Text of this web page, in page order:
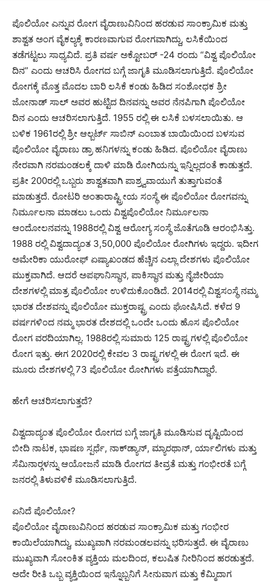
ಪೊಲಿಯೋ ಎನ್ನುವ ರೋಗ ವೈರಾಣುವಿನಿಂದ ಹರಡುವ ಸಾಂಕ್ರಾಮಿಕ ಮತ್ತು
ಶಾಶ್ವತ ಅಂಗ ವೈಕಲ್ಯಕ್ಕೆ ಕಾರಣವಾಗುವ ರೋಗವಾಗಿದ್ದು, ಲಸಿಕೆಯಿಂದ
ತಡೆಗಟ್ಟಲು ಸಾಧ್ಯವಿದೆ. ಪ್ರತಿ ವರ್ಷ ಅಕ್ಟೋಬರ್ -24 ರಂದು “ವಿಶ್ವ ಪೊಲಿಯೋ
ದಿನ” ಎಂದು ಆಚರಿಸಿ ರೋಗದ ಬಗ್ಗೆ ಜಾಗೃತಿ ಮೂಡಿಸಲಾಗುತ್ತಿದೆ. ಪೊಲಿಯೋ
ರೋಗಕ್ಕೆ ಮೊತ್ತ ಮೊದಲ ಬಾರಿ ಲಸಿಕೆ ಕಂಡು ಹಿಡಿದ ಸಂಶೋಧಕ ಶ್ರೀ
ಜೋನಾಡ್ ಸಾಲ್ ಅವರ ಹುಟ್ಟಿದ ದಿನವನ್ನು ಅವರ ನೆನಪಿಗಾಗಿ ಪೊಲಿಯೋ
ದಿನ ಎಂದು ಆಚರಿಸಲಾಗುತ್ತಿದೆ. 1955 ರಲ್ಲಿ ಈ ಲಸಿಕೆ ಬಳಸಲಾಯಿತು. ಆ
ಬಳಿಕ 1961ರಲ್ಲಿ ಶ್ರೀ ಆಲ್ಬರ್ಟ್ ಸಾಬಿನ್ ಎಂಬಾತ ಬಾಯಿಯಿಂದ ಬಳಸುವ
ಪೊಲಿಯೋ ವೈರಾಣು ಡ್ರಾ ಹನಿಗಳನ್ನು ಕಂಡು ಹಿಡಿದ. ಪೊಲಿಯೋ ವೈರಾಣು
ನೇರವಾಗಿ ನರಮಂಡಲಕ್ಕೆ ದಾಳಿ ಮಾಡಿ ರೋಗಿಯನ್ನು ಇನ್ನಿಲ್ಲದಂತೆ ಕಾಡುತ್ತದೆ.
ಪ್ರತೀ 200ರಲ್ಲಿ ಒಬ್ಬರು ಶಾಶ್ವತವಾಗಿ ಪಾಶ್ರ್ವವಾಯುಗೆ ತುತ್ತಾಗುವಂತೆ
ಮಾಡುತ್ತದೆ. ರೋಟರಿ ಅಂತಾರಾಷ್ಟ್ರೀಯ ಸಂಸ್ಥೆ ಈ ಪೊಲಿಯೋ ರೋಗವನ್ನು
ನಿರ್ಮೂಲನಾ ಮಾಡಲು ಒಂದು ವಿಶ್ವಪೊಲಿಯೋ ನಿರ್ಮೂಲನಾ
ಆಂದೋಲನವನ್ನು 1988ರಲ್ಲಿ ವಿಶ್ವ ಆರೋಗ್ಯ ಸಂಸ್ಥೆ ಜೊತೆಗೂಡಿ ಆರಂಭಿಸಿತ್ತು.
1988 ರಲ್ಲಿ ವಿಶ್ವದಾದ್ಯಂತ 3,50,000 ಪೊಲಿಯೋ ರೋಗಿಗಳು ಇದ್ದರು. ಇದೀಗ
ಅಮೇರಿಕಾ ಯುರೋಫ್ ಏಷ್ಯಾಖಂಡದ ಹೆಚ್ಚಿನ ಎಲ್ಲಾ ದೇಶಗಳು ಪೊಲಿಯೋ
ಮುಕ್ತವಾಗಿದೆ. ಆದರೆ ಅಪಘಾನಿಸ್ಥಾನ, ಪಾಕಿಸ್ಥಾನ ಮತ್ತು ನೈಜೀರಿಯಾ
ದೇಶಗಳಲ್ಲಿ ಮಾತ್ರ ಪೊಲಿಯೋ ಉಳಿದುಕೊಂಡಿದೆ. 2014ರಲ್ಲಿ ವಿಶ್ವಸಂಸ್ಥೆ ನಮ್ಮ
ಭಾರತ ದೇಶವನ್ನು ಪೊಲಿಯೋ ಮುಕ್ತರಾಷ್ಟ್ರ ಎಂದು ಘೋಷಿಸಿದೆ. ಕಳೆದ 9
ವರ್ಷಗಳಿಂದ ನಮ್ಮ ಭಾರತ ದೇಶದಲ್ಲಿ ಒಂದೇ ಒಂದು ಹೊಸ ಪೊಲಿಯೋ
ರೋಗ ವರದಿಯಾಗಿಲ್ಲ. 1988ರಲ್ಲಿ ಸುಮಾರು 125 ರಾಷ್ಟ್ರಗಳಲ್ಲಿ ಪೊಲಿಯೋ
ರೋಗ ಇತ್ತು. ಈಗ 2020ರಲ್ಲಿ ಕೇವಲ 3 ರಾಷ್ಟ್ರಗಳಲ್ಲಿ ಈ ರೋಗ ಇದೆ. ಈ
ಮೂರು ದೇಶಗಳಲ್ಲಿ 73 ಪೊಲಿಯೋ ರೋಗಿಗಳು ಪತ್ತೆಯಾಗಿದ್ದಾರೆ.
ಹೇಗೆ ಆಚರಿಸಲಾಗುತ್ತದೆ?
ವಿಶ್ವದಾದ್ಯಂತ ಪೊಲಿಯೋ ರೋಗದ ಬಗ್ಗೆ ಜಾಗೃತಿ ಮೂಡಿಸುವ ದೃಷ್ಟಿಯಿಂದ
ಬೀದಿ ನಾಟಕ, ಭಾಷಣ ಸ್ಪರ್ಧೆ, ನಾಕ್‍ಡ್ಯಾನ್, ಮ್ಯಾರಥಾನ್, ರ್ಯಾಲಿಗಳು ಮತ್ತು
ಸೆಮಿನಾರ್‍ಗಳನ್ನು ಆಯೋಜನೆ ಮಾಡಿ ರೋಗದ ತೀವ್ರತೆ ಮತ್ತು ಗಂಭೀರತೆ ಬಗ್ಗೆ
ಜನರಲ್ಲಿ ತಿಳುವಳಿಕೆ ಮೂಡಿಸಲಾಗುತ್ತಿದೆ.
ಏನಿದೆ ಪೊಲಿಯೋ?
ಪೊಲಿಯೋ ವೈರಾಣುವಿನಿಂದ ಹರಡುವ ಸಾಂಕ್ರಾಮಿಕ ಮತ್ತು ಗಂಭೀರ
ಕಾಯಿಲೆಯಾಗಿದ್ದು, ಮುಖ್ಯವಾಗಿ ನರಮಂಡಲವನ್ನು ಭರಿಸುತ್ತದೆ. ಈ ವೈರಾಣು
ಮುಖ್ಯವಾಗಿ ಸೋಂಕಿತ ವ್ಯಕ್ತಿಯ ಮಲದಿಂದ, ಕಲುಷಿತ ನೀರಿನಿಂದ ಹರಡುತ್ತದೆ.
ಅದೇ ರೀತಿ ಒಬ್ಬ ವ್ಯಕ್ತಿಯಿಂದ ಇನ್ನೊಬ್ಬನಿಗೆ ಸೀನುವಾಗ ಮತ್ತು ಕೆಮ್ಮಿದಾಗ